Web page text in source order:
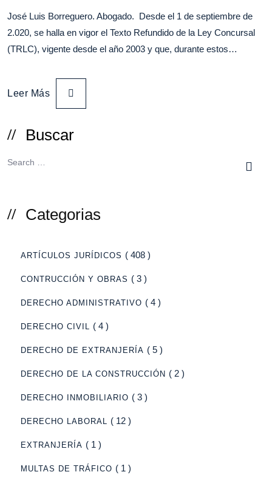
José Luis Borreguero. Abogado. Desde el 1 de septiembre de
2.020, se halla en vigor el Texto Refundido de la Ley Concursal
(TRLC), vigente desde el año 2003 y que, durante estos…
Leer Más
Buscar
Categorias
ARTÍCULOS JURÍDICOS ( 408 )
CONTRUCCIÓN Y OBRAS ( 3 )
DERECHO ADMINISTRATIVO ( 4 )
DERECHO CIVIL ( 4 )
DERECHO DE EXTRANJERÍA ( 5 )
DERECHO DE LA CONSTRUCCIÓN ( 2 )
DERECHO INMOBILIARIO ( 3 )
DERECHO LABORAL ( 12 )
EXTRANJERÍA ( 1 )
MULTAS DE TRÁFICO ( 1 )